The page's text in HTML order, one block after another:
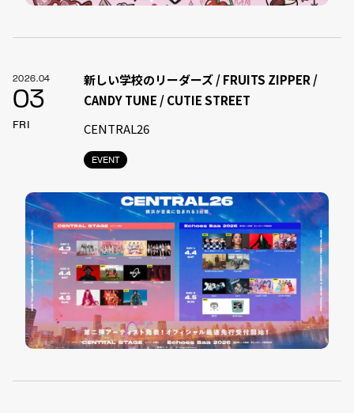
2026.04
03
FRI
EVENT
新しい学校のリーダーズ / FRUITS ZIPPER /
CANDY TUNE / CUTIE STREET
CENTRAL26